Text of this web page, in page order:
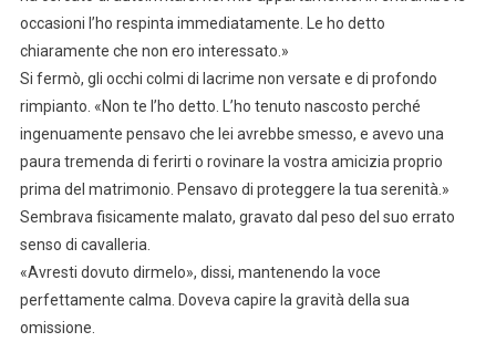
occasioni l’ho respinta immediatamente. Le ho detto
chiaramente che non ero interessato.»
Si fermò, gli occhi colmi di lacrime non versate e di profondo
rimpianto. «Non te l’ho detto. L’ho tenuto nascosto perché
ingenuamente pensavo che lei avrebbe smesso, e avevo una
paura tremenda di ferirti o rovinare la vostra amicizia proprio
prima del matrimonio. Pensavo di proteggere la tua serenità.»
Sembrava fisicamente malato, gravato dal peso del suo errato
senso di cavalleria.
«Avresti dovuto dirmelo», dissi, mantenendo la voce
perfettamente calma. Doveva capire la gravità della sua
omissione.